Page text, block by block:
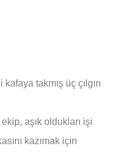
takmış üç çılgın
aşık oldukları işi
kazımak için